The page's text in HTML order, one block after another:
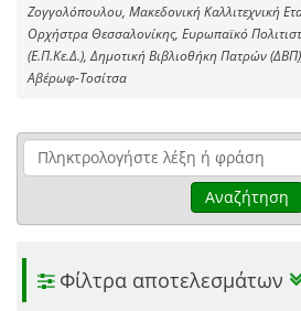
Ζογγολόπουλου, Μακεδονική Καλλιτεχνική
Ορχήστρα Θεσσαλονίκης, Ευρωπαϊκό
(Ε.Π.Κε.Δ.), Δημοτική Βιβλιοθήκη Πατρών
Αβέρωφ-Τοσίτσα
Αναζήτηση
Φίλτρα αποτελεσμάτων